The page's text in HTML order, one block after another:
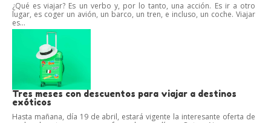
¿Qué es viajar? Es un verbo y, por lo tanto, una acción. Es ir a otro
lugar, es coger un avión, un barco, un tren, e incluso, un coche. Viajar
es...
Tres meses con descuentos para viajar a destinos
exóticos
Hasta mañana, día 19 de abril, estará vigente la interesante oferta de